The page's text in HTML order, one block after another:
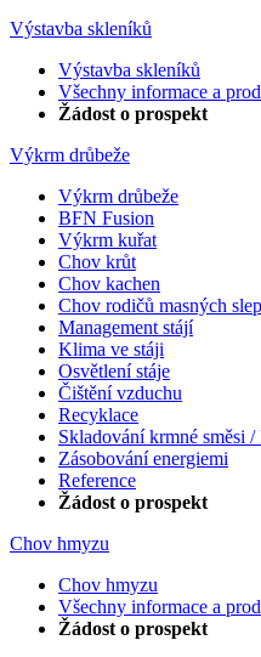
Výstavba skleníků
Výstavba skleníků
Všechny informace a
Žádost o prospekt
Výkrm drůbeže
Výkrm drůbeže
BFN Fusion
Výkrm kuřat
Chov krůt
Chov kachen
Chov rodičů masných
Management stájí
Klima ve stáji
Osvětlení stáje
Čištění vzduchu
Recyklace
Skladování krmné směsi
Zásobování energiemi
Reference
Žádost o prospekt
Chov hmyzu
Chov hmyzu
Všechny informace a
Žádost o prospekt